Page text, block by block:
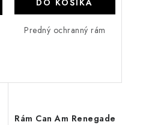
DO KOŠÍKA
Predný ochranný rám
Rám Can Am Renegade